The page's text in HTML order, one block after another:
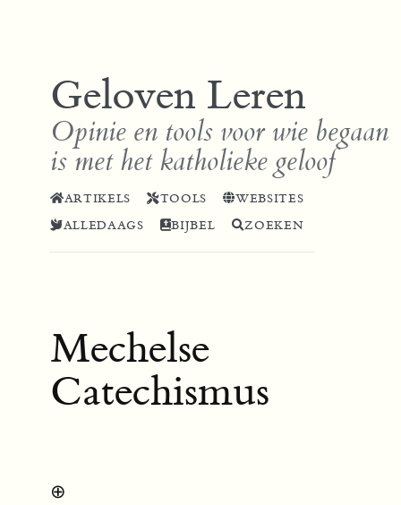
Geloven Leren
Opinie en tools voor wie begaan
is met het katholieke geloof
ARTIKELS TOOLS
WEBSITES
ALLEDAAGS
BIJBEL ZOEKEN
Mechelse
Catechismus
⊕